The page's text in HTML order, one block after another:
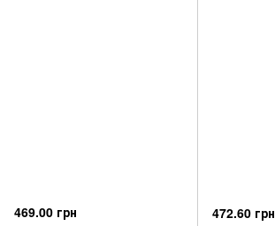
469.00 грн 472.60 грн